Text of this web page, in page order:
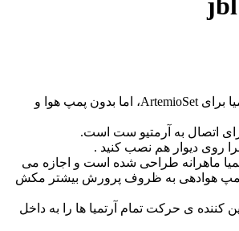
الک پرورش آرتمیا برای ArtemioSet، اما بدون پمپ هوا و
اتصال به آرمتیو ست است.
روی دیوار هم نصب کنید .
ماهرانه طراحی شده است و اجازه می
پمپ هوادهی به ظروف پرورش بیشتر مکش
ی حرکت تمام آرتمیا ها را به داخل